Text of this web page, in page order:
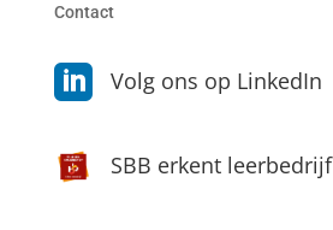
Contact
 Volg ons op LinkedIn
SBB erkent leerbedrijf